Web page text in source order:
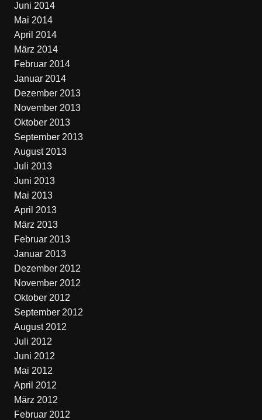
Juni 2014
Mai 2014
April 2014
März 2014
Februar 2014
Januar 2014
Dezember 2013
November 2013
Oktober 2013
September 2013
August 2013
Juli 2013
Juni 2013
Mai 2013
April 2013
März 2013
Februar 2013
Januar 2013
Dezember 2012
November 2012
Oktober 2012
September 2012
August 2012
Juli 2012
Juni 2012
Mai 2012
April 2012
März 2012
Februar 2012